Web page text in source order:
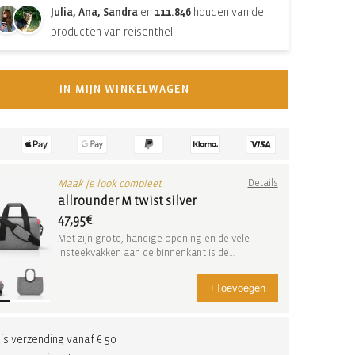
Julia, Ana, Sandra en 111.846 houden van de
producten van reisenthel.
IN MIJN WINKELWAGEN
Maak je look compleet Details
allrounder M twist silver
47,95€
Met zijn grote, handige opening en de vele
insteekvakken aan de binnenkant is de
+Toevoegen
verzending vanaf € 50